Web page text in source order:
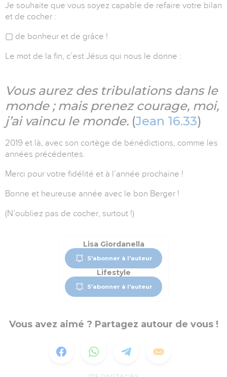
Je souhaite que vous soyez capable de refaire votre bilan
et de cocher :
▢ de bonheur et de grâce !
Le mot de la fin, c’est Jésus qui nous le donne :
Vous aurez des tribulations dans le
monde ; mais prenez courage, moi,
j’ai vaincu le monde. (Jean 16.33)
2019 et là, avec son cortège de bénédictions, comme les
années précédentes.
Merci pour votre fidélité et à l’année prochaine !
Bonne et heureuse année avec le bon Berger !
(N’oubliez pas de cocher, surtout !)
Lisa Giordanella
S'abonner à l'auteur
Lifestyle
S'abonner à l'auteur
Vous avez aimé ? Partagez autour de vous !